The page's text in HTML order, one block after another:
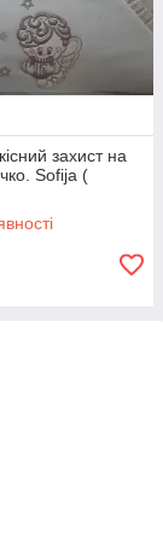
захист на
Sofija (